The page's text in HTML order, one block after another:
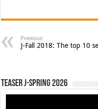
Previous
J-Fall 2018: The top 10
Teaser J-Spring 2026